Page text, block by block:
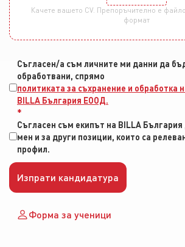
Качете вашето CV. Препоръчително е
формат
Съгласен/а съм личните ми данни да
обработвани, спрямо
политиката за съхранение и обработка
BILLA България ЕООД.
*
Съгласен съм екипът на BILLA България
мен и за други позиции, които са
профил.
Изпрати кандидатура
Форма за ученици